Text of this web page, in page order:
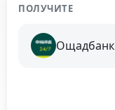
ПОЛУЧИТЕ
Ощадбанк